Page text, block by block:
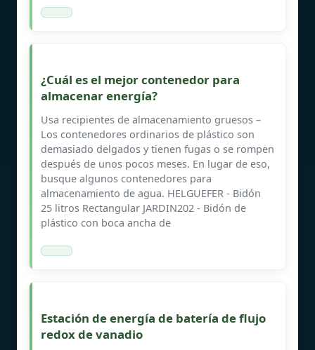
¿Cuál es el mejor contenedor para
almacenar energía?
Usa recipientes de almacenamiento gruesos –
Los contenedores ordinarios de plástico son
demasiado delgados y tienen fugas o se rompen
después de unos pocos meses. En lugar de eso,
busque algunos contenedores para
almacenamiento de agua. HELGUEFER - Bidón
25 litros Rectangular JARDIN202 - Bidón de
plástico con boca ancha de
Estación de energía de batería de flujo
redox de vanadio